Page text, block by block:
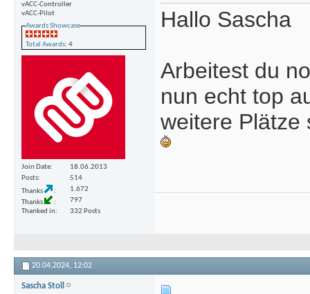
vACC-Controller
vACC-Pilot
Awards Showcase
Total Awards: 4
Join Date
18.06.2013
Posts
514
Thanks
1.672
Thanks
797
Thanked in
332 Posts
Hallo Sascha
Arbeitest du
nun echt top
weitere Plätze
20.04.2024, 12:02
Sascha Stoll